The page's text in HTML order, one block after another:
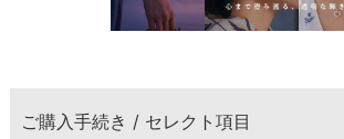
ご購入手続き / セレクト項目